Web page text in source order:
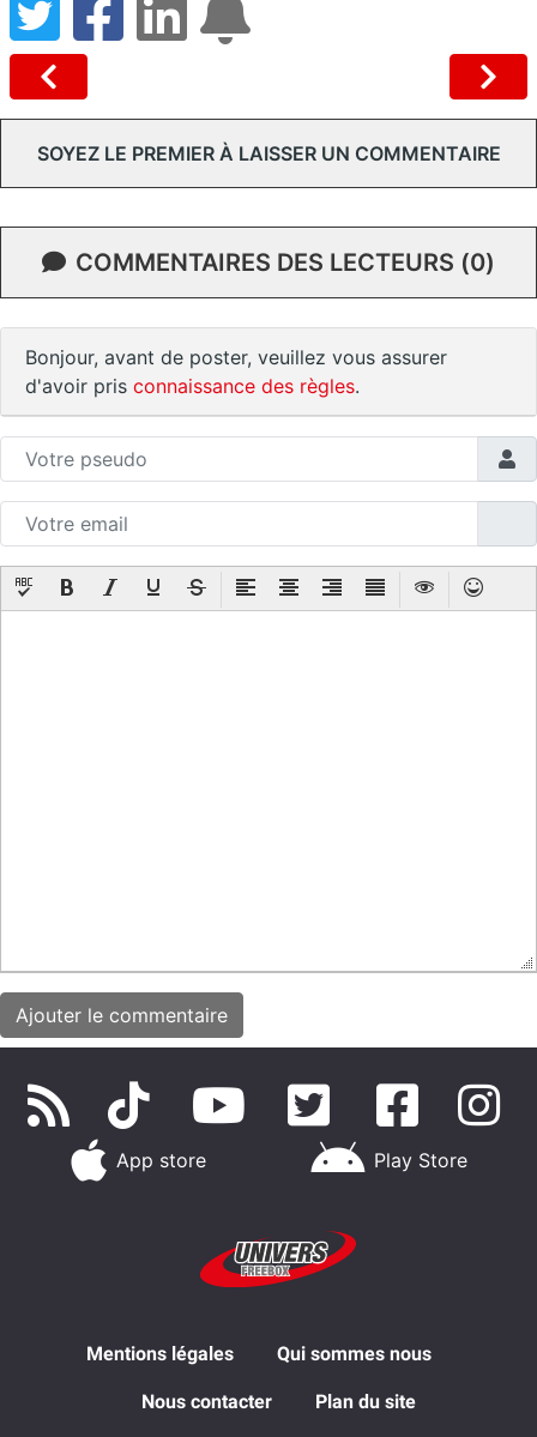
SOYEZ LE PREMIER À LAISSER UN COMMENTAIRE
COMMENTAIRES DES LECTEURS (0)
Bonjour, avant de poster, veuillez vous assurer
d'avoir pris connaissance des règles.
App store Play Store
Mentions légales Qui sommes nous
Nous contacter Plan du site